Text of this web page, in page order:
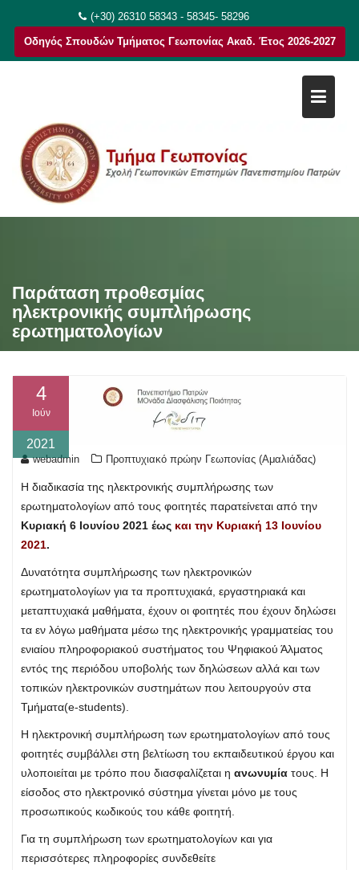
στο
περιεχόμενο
(+30) 26310 58343 - 58345- 58296
Οδηγός Σπουδών Τμήματος Γεωπονίας Ακαδ. Έτος 2026-2027
Παράταση προθεσμίας
ηλεκτρονικής συμπλήρωσης
ερωτηματολογίων
4
Ιούν
2021
webadmin Προπτυχιακό πρώην Γεωπονίας (Αμαλιάδας)
Η διαδικασία της ηλεκτρονικής συμπλήρωσης των
ερωτηματολογίων από τους φοιτητές παρατείνεται από την
Κυριακή 6 Ιουνίου 2021 έως και την Κυριακή 13 Ιουνίου
2021.
Δυνατότητα συμπλήρωσης των ηλεκτρονικών
ερωτηματολογίων για τα προπτυχιακά, εργαστηριακά και
μεταπτυχιακά μαθήματα, έχουν οι φοιτητές που έχουν δηλώσει
τα εν λόγω μαθήματα μέσω της ηλεκτρονικής γραμματείας του
ενιαίου πληροφοριακού συστήματος του Ψηφιακού Άλματος
εντός της περιόδου υποβολής των δηλώσεων αλλά και των
τοπικών ηλεκτρονικών συστημάτων που λειτουργούν στα
Τμήματα(e-students).
Η ηλεκτρονική συμπλήρωση των ερωτηματολογίων από τους
φοιτητές συμβάλλει στη βελτίωση του εκπαιδευτικού έργου και
υλοποιείται με τρόπο που διασφαλίζεται η ανωνυμία τους. Η
είσοδος στο ηλεκτρονικό σύστημα γίνεται μόνο με τους
προσωπικούς κωδικούς του κάθε φοιτητή.
Για τη συμπλήρωση των ερωτηματολογίων και για
περισσότερες πληροφορίες συνδεθείτε